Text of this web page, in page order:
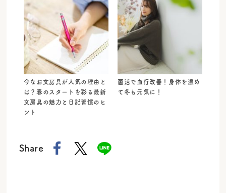
今なお文房具が人気の理由と
は？春のスタートを彩る最新
文房具の魅力と日記習慣のヒ
ント
菌活で血行改善！身体を温め
て冬も元気に！
Share